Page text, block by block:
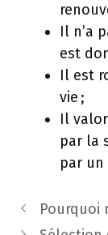
Il n’a
est
Il est
vie ;
Il
par la
par un
Pourquoi